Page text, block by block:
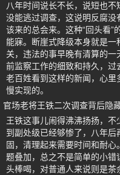
八年时间说长不长，说短也
没能逃过调查，这说明反腐没
该来的总会来。这种“回头看”
能寐。断崖式降级本身就是
关，违法的事早晚有清算的
前监察工作的细致和持久，过
老百姓看到这样的新闻，心
慢实现的。
官场老将王铁二次调查背后隐
王铁这事儿闹得沸沸扬扬，
到副处级已经够惨了，八年
固，清理起来需要时间和耐
题叠加，总之不是简单的小
头棒喝，对普通人来说则是茶